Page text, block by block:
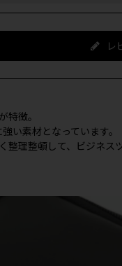
レ
特徴。
い素材となっています。
理整頓して、ビジネス